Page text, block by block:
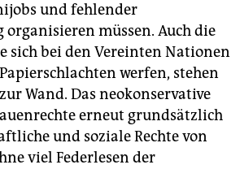
und fehlender
müssen. Auch die
sich bei den Vereinten Nationen
werfen, stehen
Wand. Das neokonservative
erneut grundsätzlich
und soziale Rechte von
viel Federlesen der